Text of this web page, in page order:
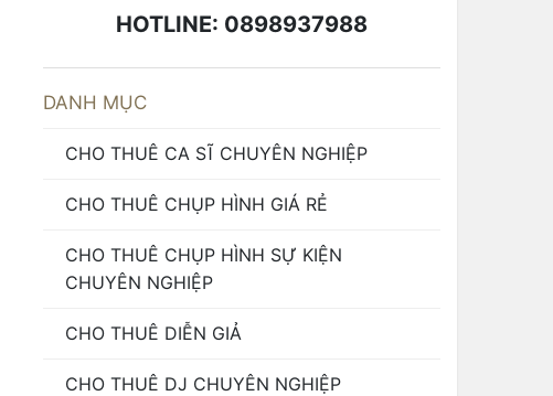
HOTLINE: 0898937988
DANH MỤC
CHO THUÊ CA SĨ CHUYÊN NGHIỆP
CHO THUÊ CHỤP HÌNH GIÁ RẺ
CHO THUÊ CHỤP HÌNH SỰ KIỆN
CHUYÊN NGHIỆP
CHO THUÊ DIỄN GIẢ
CHO THUÊ DJ CHUYÊN NGHIỆP